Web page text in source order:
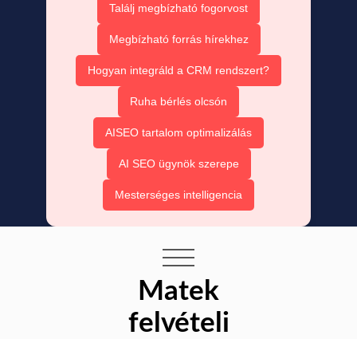
Találj megbízható fogorvost
Megbízható forrás hírekhez
Hogyan integráld a CRM rendszert?
Ruha bérlés olcsón
AISEO tartalom optimalizálás
AI SEO ügynök szerepe
Mesterséges intelligencia
Matek
felvételi